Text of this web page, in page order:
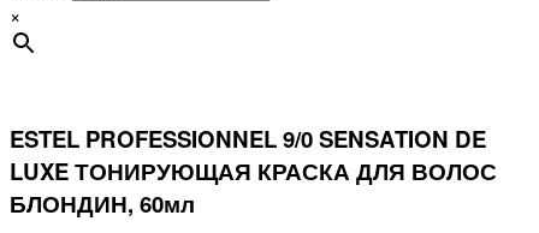
×
ESTEL PROFESSIONNEL 9/0 SENSATION DE
LUXE ТОНИРУЮЩАЯ КРАСКА ДЛЯ ВОЛОС
БЛОНДИН, 60мл